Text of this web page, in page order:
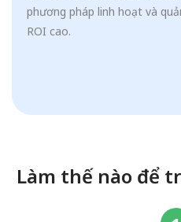
phương pháp linh hoạt và
ROI cao.
Làm thế nào để